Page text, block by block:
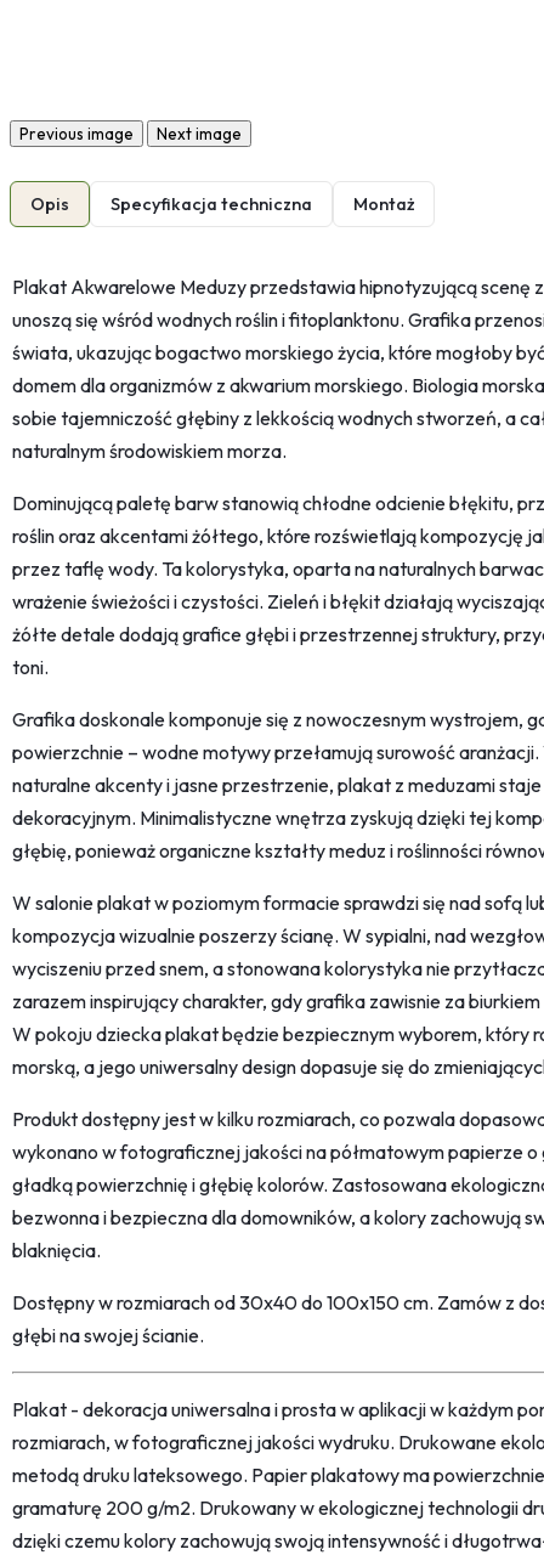
Previous image Next image
Opis Specyfikacja techniczna Montaż
Plakat Akwarelowe Meduzy przedstawia hipnotyzującą scenę
unoszą się wśród wodnych roślin i fitoplanktonu. Grafika
świata, ukazując bogactwo morskiego życia, które mogłoby
domem dla organizmów z akwarium morskiego. Biologia
sobie tajemniczość głębiny z lekkością wodnych stworzeń, a
naturalnym środowiskiem morza.
Dominującą paletę barw stanowią chłodne odcienie błękitu,
roślin oraz akcentami żółtego, które rozświetlają kompozycję
przez taflę wody. Ta kolorystyka, oparta na naturalnych
wrażenie świeżości i czystości. Zieleń i błękit działają
żółte detale dodają grafice głębi i przestrzennej struktury,
toni.
Grafika doskonale komponuje się z nowoczesnym wystrojem,
powierzchnie – wodne motywy przełamują surowość
naturalne akcenty i jasne przestrzenie, plakat z meduzami
dekoracyjnym. Minimalistyczne wnętrza zyskują dzięki tej
głębię, ponieważ organiczne kształty meduz i roślinności
W salonie plakat w poziomym formacie sprawdzi się nad sofą
kompozycja wizualnie poszerzy ścianę. W sypialni, nad
wyciszeniu przed snem, a stonowana kolorystyka nie
zarazem inspirujący charakter, gdy grafika zawisnie za
W pokoju dziecka plakat będzie bezpiecznym wyborem, który
morską, a jego uniwersalny design dopasuje się do
Produkt dostępny jest w kilku rozmiarach, co pozwala
wykonano w fotograficznej jakości na półmatowym papierze
gładką powierzchnię i głębię kolorów. Zastosowana
bezwonna i bezpieczna dla domowników, a kolory zachowują
blaknięcia.
Dostępny w rozmiarach od 30x40 do 100x150 cm. Zamów z
głębi na swojej ścianie.
Plakat - dekoracja uniwersalna i prosta w aplikacji w każdym
rozmiarach, w fotograficznej jakości wydruku. Drukowane
metodą druku lateksowego. Papier plakatowy ma
gramaturę 200 g/m2. Drukowany w ekologicznej technologii
dzięki czemu kolory zachowują swoją intensywność i